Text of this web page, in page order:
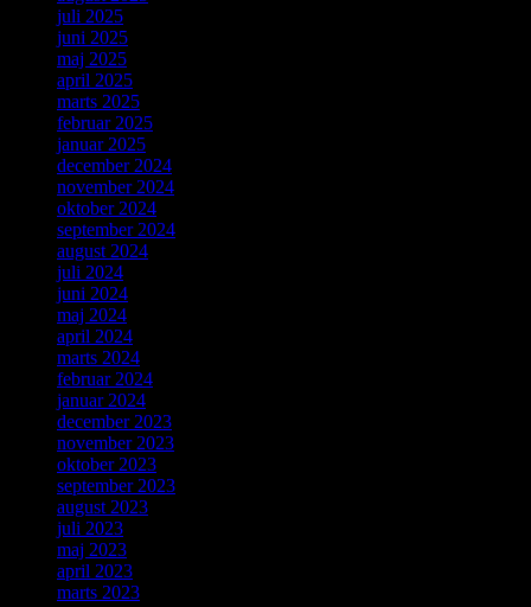
juli 2025
juni 2025
maj 2025
april 2025
marts 2025
februar 2025
januar 2025
december 2024
november 2024
oktober 2024
september 2024
august 2024
juli 2024
juni 2024
maj 2024
april 2024
marts 2024
februar 2024
januar 2024
december 2023
november 2023
oktober 2023
september 2023
august 2023
juli 2023
maj 2023
april 2023
marts 2023